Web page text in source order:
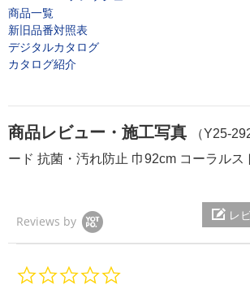
商品一覧
新旧品番対照表
デジタルカタログ
カタログ紹介
商品レビュー・施工写真
（Y25-
ード 抗菌・汚れ防止 巾92cm コーラルス
Reviews by レ